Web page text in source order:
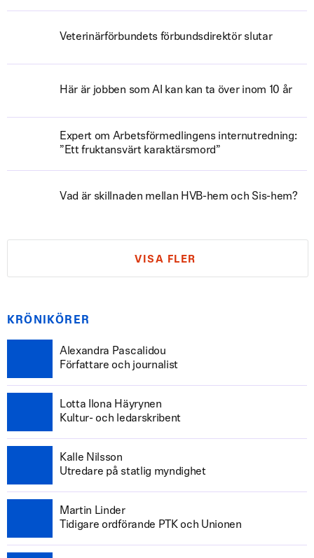
Veterinärförbundets förbundsdirektör slutar
Här är jobben som AI kan kan ta över inom 10 år
Expert om Arbetsförmedlingens internutredning:
”Ett fruktansvärt karaktärsmord”
Vad är skillnaden mellan HVB-hem och Sis-hem?
VISA FLER
KRÖNIKÖRER
Alexandra Pascalidou
Författare och journalist
Lotta Ilona Häyrynen
Kultur- och ledarskribent
Kalle Nilsson
Utredare på statlig myndighet
Martin Linder
Tidigare ordförande PTK och Unionen